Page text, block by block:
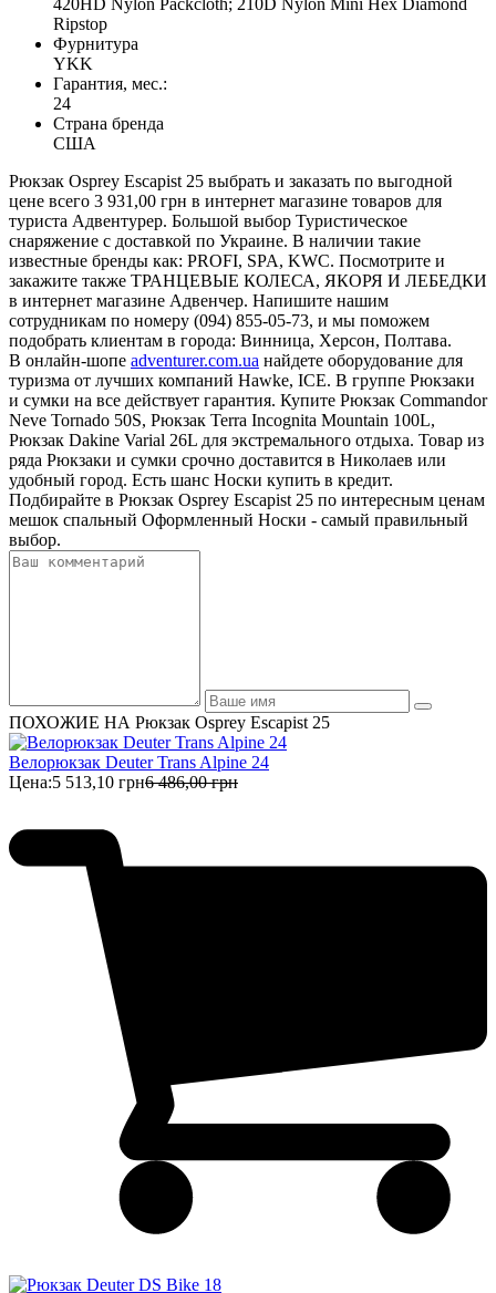
Ripstop
Фурнитура
YKK
Гарантия, мес.:
24
Страна бренда
США
Рюкзак Osprey Escapist 25 выбрать и заказать по выгодной
цене всего 3 931,00 грн в интернет магазине товаров для
туриста Адвентурер. Большой выбор Туристическое
снаряжение с доставкой по Украине. В наличии такие
известные бренды как: PROFI, SPA, KWC. Посмотрите и
закажите также ТРАНЦЕВЫЕ КОЛЕСА, ЯКОРЯ И ЛЕБЕДКИ
в интернет магазине Адвенчер. Напишите нашим
сотрудникам по номеру (094) 855-05-73, и мы поможем
подобрать клиентам в города: Винница, Херсон, Полтава.
В онлайн-шопе adventurer.com.ua найдете оборудование для
туризма от лучших компаний Hawke, ICE. В группе Рюкзаки
и сумки на все действует гарантия. Купите Рюкзак Commandor
Neve Tornado 50S, Рюкзак Terra Incognita Mountain 100L,
Рюкзак Dakine Varial 26L для экстремального отдыха. Товар из
ряда Рюкзаки и сумки срочно доставится в Николаев или
удобный город. Есть шанс Носки купить в кредит.
Подбирайте в Рюкзак Osprey Escapist 25 по интересным ценам
мешок спальный Оформленный Носки - самый правильный
выбор.
ПОХОЖИЕ НА Рюкзак Osprey Escapist 25
Велорюкзак Deuter Trans Alpine 24
Цена:5 513,10 грн6 486,00 грн